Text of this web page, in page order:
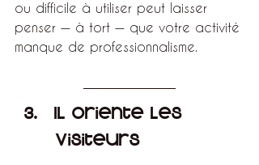
ou difficile à utiliser peut laisser
penser — à tort — que votre activité
manque de professionnalisme.
Il oriente les
visiteurs